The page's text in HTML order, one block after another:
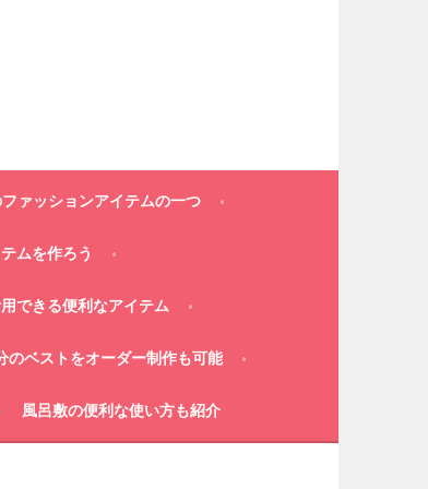
ァッションアイテムの一つ
ムを作ろう
できる便利なアイテム
のベストをオーダー制作も可能
風呂敷の便利な使い方も紹介